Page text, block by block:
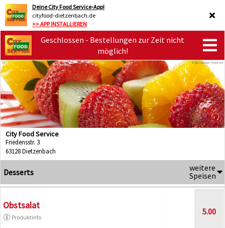
Deine City Food Service-App!
cityfood-dietzenbach.de
>> APP INSTALLIEREN
Geschlossen - Bestellungen zur Zeit nicht
möglich!
City Food Service
Friedensstr. 3
63128 Dietzenbach
Desserts
weitere
Speisen
Obstsalat
Produktinfo
5.00